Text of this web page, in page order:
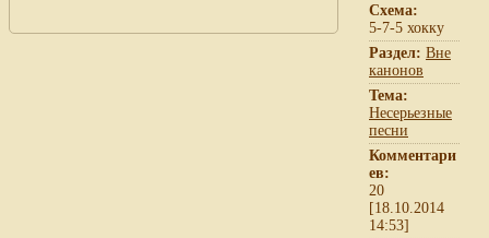
Схема:
5-7-5 хокку
Раздел: Вне
канонов
Тема:
Несерьезные
песни
Комментари
ев:
20
[18.10.2014
14:53]